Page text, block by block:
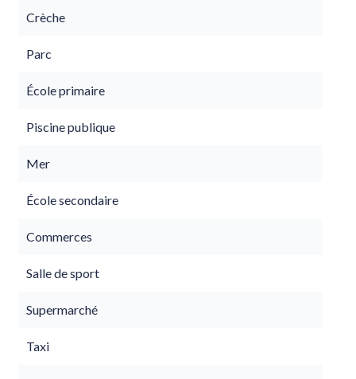
Crèche
Parc
École primaire
Piscine publique
Mer
École secondaire
Commerces
Salle de sport
Supermarché
Taxi